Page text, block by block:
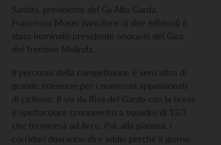
Santini, presidente del Gs Alto Garda,
Francesco Moser (vincitore di due edizioni) è
stato nominato presidente onorario del Giro
del Trentino Melinda.
Il percorso della competizione è senz’altro di
grande interesse per i numerosi appassionati
di ciclismo. Il via da Riva del Garda con la breve
e spettacolare cronometro a squadre di 13,3
che terminerà ad Arco. Poi, alla pianura, i
corridori dovranno dire addio perché il giorno